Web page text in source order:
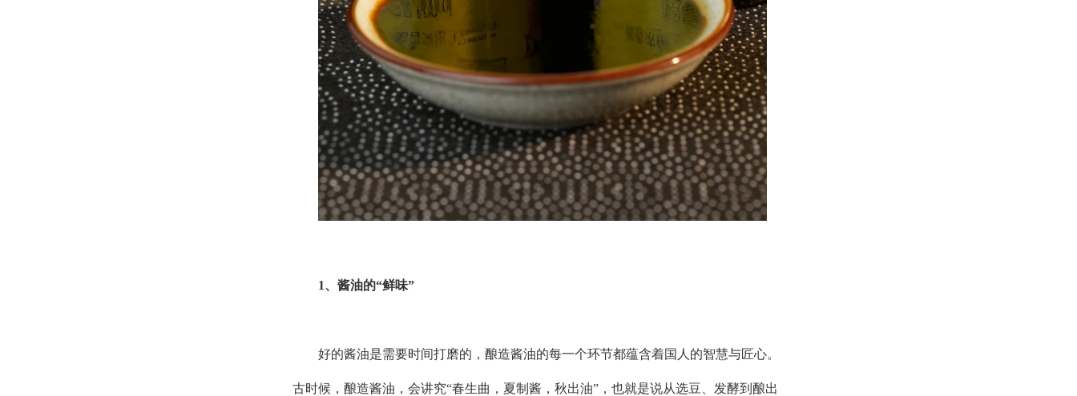
1、酱油的“鲜味”
好的酱油是需要时间打磨的，酿造酱油的每一个环节都蕴含着国人的智慧与匠心。
古时候，酿造酱油，会讲究“春生曲，夏制酱，秋出油”，也就是说从选豆、发酵到酿出